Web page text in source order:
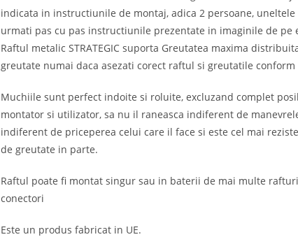
indicata in instructiunile de montaj, adica 2 persoane,
urmati pas cu pas instructiunile prezentate in imaginile de
Raftul metalic STRATEGIC suporta Greutatea maxima
greutate numai daca asezati corect raftul si greutatile
Muchiile sunt perfect indoite si roluite, excluzand complet
montator si utilizator, sa nu il raneasca indiferent de
indiferent de priceperea celui care il face si este cel mai
de greutate in parte.
Raftul poate fi montat singur sau in baterii de mai multe
conectori
Este un produs fabricat in UE.